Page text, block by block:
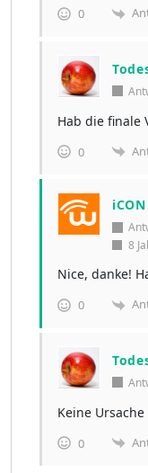
0
Hab die finale
0
iCON
8
Nice, danke!
0
Keine
0